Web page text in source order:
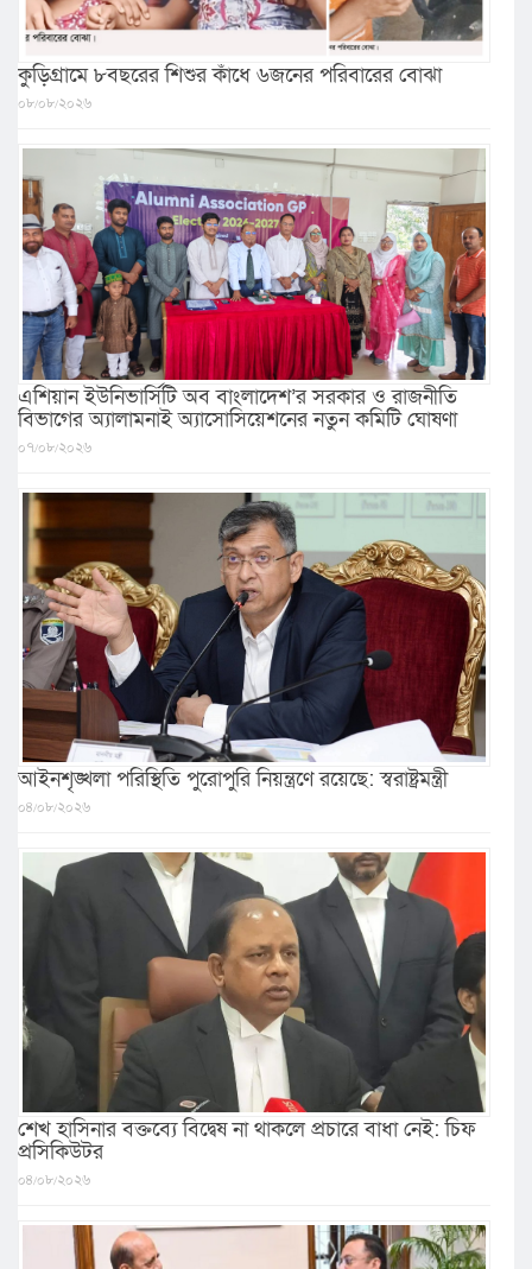
কুড়িগ্রামে ৮বছরের শিশুর কাঁধে ৬জনের পরিবারের বোঝা
০৮/০৮/২০২৬
এশিয়ান ইউনিভার্সিটি অব বাংলাদেশ’র সরকার ও রাজনীতি
বিভাগের অ্যালামনাই অ্যাসোসিয়েশনের নতুন কমিটি ঘোষণা
০৭/০৮/২০২৬
আইনশৃঙ্খলা পরিস্থিতি পুরোপুরি নিয়ন্ত্রণে রয়েছে: স্বরাষ্ট্রমন্ত্রী
০৪/০৮/২০২৬
শেখ হাসিনার বক্তব্যে বিদ্বেষ না থাকলে প্রচারে বাধা নেই: চিফ
প্রসিকিউটর
০৪/০৮/২০২৬